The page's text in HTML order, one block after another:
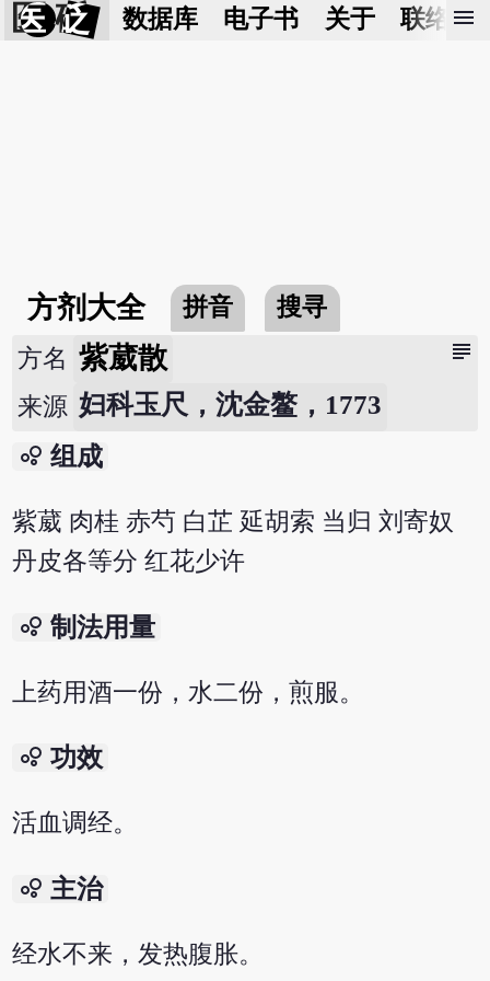
医 砭 数据库 电子书 关于 联络我
menu
方剂大全 拼音 搜寻
subject
方名 紫葳散
来源 妇科玉尺，沈金鳌，1773
bubble_chart 组成
紫葳 肉桂 赤芍 白芷 延胡索 当归 刘寄奴
丹皮各等分 红花少许
bubble_chart 制法用量
上药用酒一份，水二份，煎服。
bubble_chart 功效
活血调经。
bubble_chart 主治
经水不来，发热腹胀。